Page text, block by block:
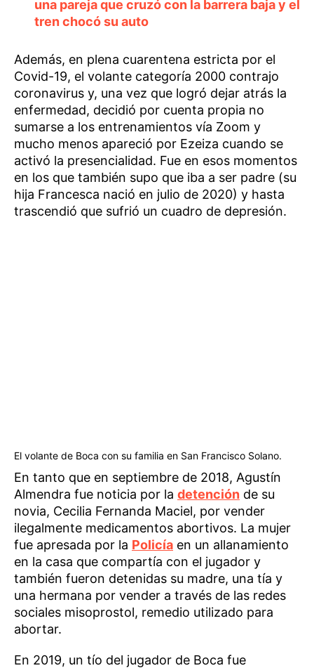
una pareja que cruzó con la barrera baja y el
tren chocó su auto
Además, en plena cuarentena estricta por el
Covid-19, el volante categoría 2000 contrajo
coronavirus y, una vez que logró dejar atrás la
enfermedad, decidió por cuenta propia no
sumarse a los entrenamientos vía Zoom y
mucho menos apareció por Ezeiza cuando se
activó la presencialidad. Fue en esos momentos
en los que también supo que iba a ser padre (su
hija Francesca nació en julio de 2020) y hasta
trascendió que sufrió un cuadro de depresión.
El volante de Boca con su familia en San Francisco Solano.
En tanto que en septiembre de 2018, Agustín
Almendra fue noticia por la detención de su
novia, Cecilia Fernanda Maciel, por vender
ilegalmente medicamentos abortivos. La mujer
fue apresada por la Policía en un allanamiento
en la casa que compartía con el jugador y
también fueron detenidas su madre, una tía y
una hermana por vender a través de las redes
sociales misoprostol, remedio utilizado para
abortar.
En 2019, un tío del jugador de Boca fue